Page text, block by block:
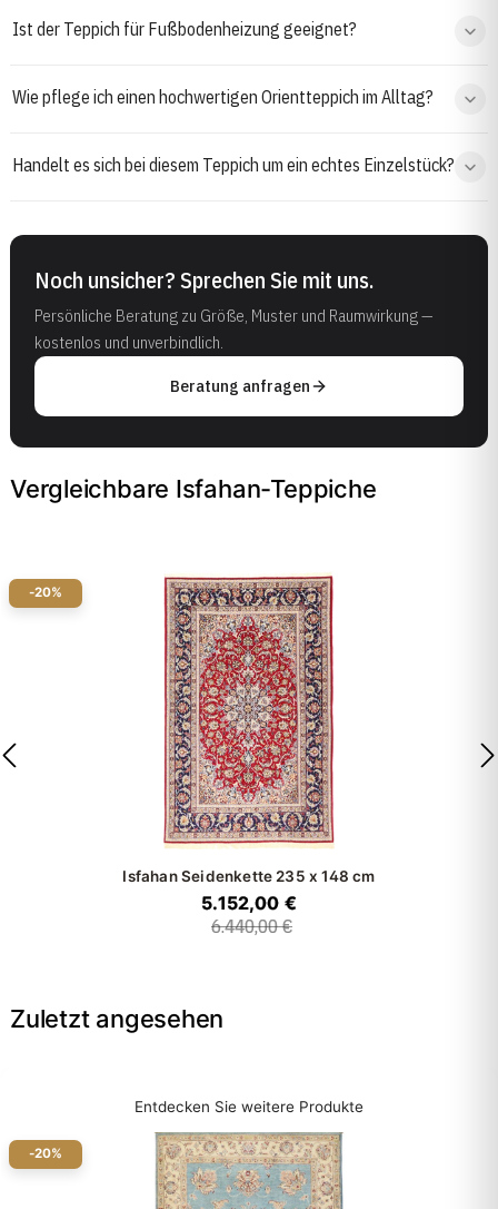
Ist der Teppich für Fußbodenheizung geeignet?
Wie pflege ich einen hochwertigen Orientteppich im Alltag?
Handelt es sich bei diesem Teppich um ein echtes Einzelstück?
Noch unsicher? Sprechen Sie mit uns.
Persönliche Beratung zu Größe, Muster und Raumwirkung —
kostenlos und unverbindlich.
Beratung anfragen
Vergleichbare Isfahan-Teppiche
-20%
Isfahan Seidenkette 235 x 148 cm
5.152,00 €
6.440,00 €
Zuletzt angesehen
Entdecken Sie weitere Produkte
-20%